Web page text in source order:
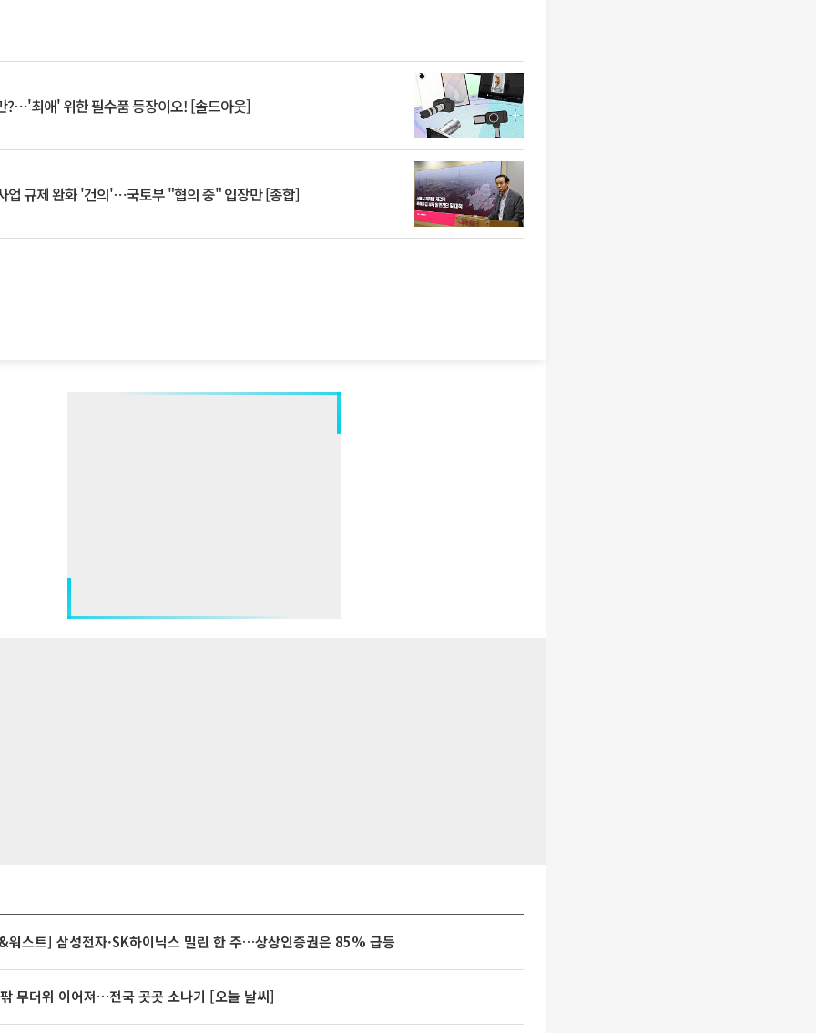
?⋯'최애' 위한 필수품 등장이오! [솔드아웃]
업 규제 완화 '건의'⋯국토부 "협의 중" 입장만 [종합]
워스트] 삼성전자·SK하이닉스 밀린 한 주…상상인증권은 85% 급등
무더위 이어져…전국 곳곳 소나기 [오늘 날씨]